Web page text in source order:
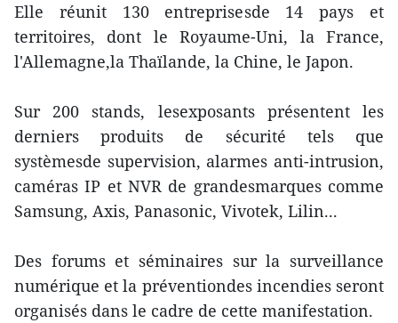
Elle réunit 130 entreprisesde 14 pays et
territoires, dont le Royaume-Uni, la France,
l'Allemagne,la Thaïlande, la Chine, le Japon.
Sur 200 stands, lesexposants présentent les
derniers produits de sécurité tels que
systèmesde supervision, alarmes anti-intrusion,
caméras IP et NVR de grandesmarques comme
Samsung, Axis, Panasonic, Vivotek, Lilin...
Des forums et séminaires sur la surveillance
numérique et la préventiondes incendies seront
organisés dans le cadre de cette manifestation.